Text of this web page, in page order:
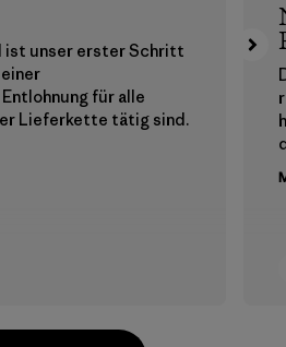
ist unser erster Schritt
für alle
Lieferkette tätig sind.